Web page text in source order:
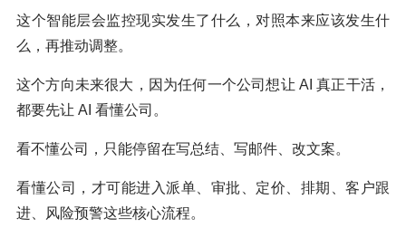
这个智能层会监控现实发生了什么，对照本来应该发生什
么，再推动调整。
这个方向未来很大，因为任何一个公司想让 AI 真正干活，
都要先让 AI 看懂公司。
看不懂公司，只能停留在写总结、写邮件、改文案。
看懂公司，才可能进入派单、审批、定价、排期、客户跟
进、风险预警这些核心流程。